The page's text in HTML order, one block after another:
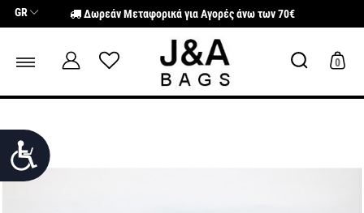
Σημείωση:
Αυτός
περιλαμβάνει
προσβασιμότητας.
Προσιτότητα
GR Δωρεάν Μεταφορικά για Αγορές άνω των 70€
0